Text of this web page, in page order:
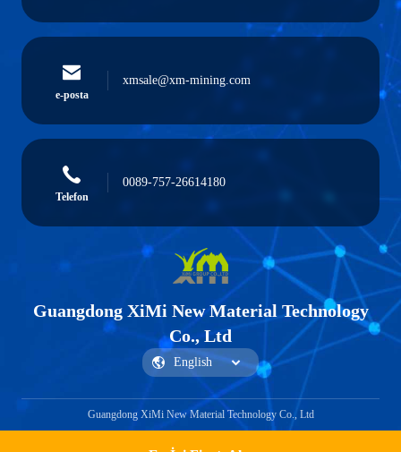
e-posta
xmsale@xm-mining.com
Telefon
0089-757-26614180
Guangdong XiMi New Material Technology
Co., Ltd
Guangdong XiMi New Material Technology Co., Ltd